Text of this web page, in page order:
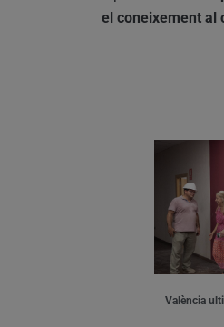
el coneixement al
València